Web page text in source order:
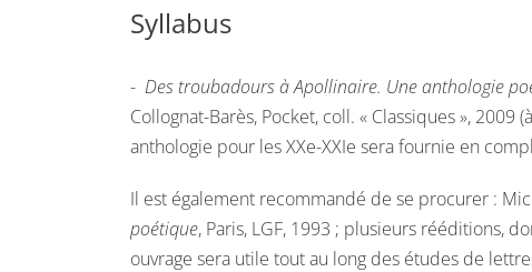
Syllabus
- Des troubadours à Apollinaire. Une anthologie
Collognat-Barès, Pocket, coll. « Classiques », 2009
anthologie pour les XXe-XXIe sera fournie en
Il est également recommandé de se procurer :
poétique, Paris, LGF, 1993 ; plusieurs rééditions,
ouvrage sera utile tout au long des études de